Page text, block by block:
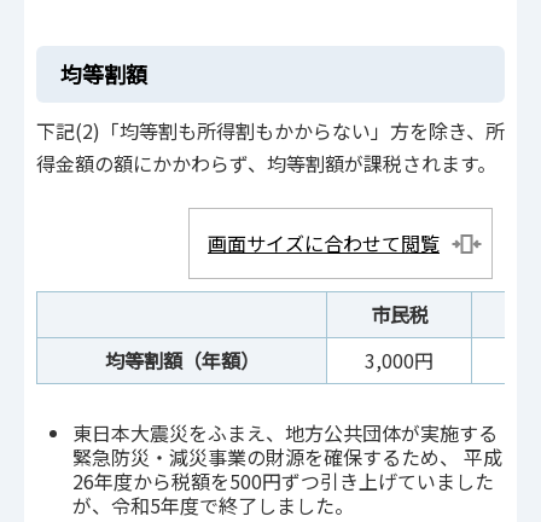
均等割額
下記(2)「均等割も所得割もかからない」方を除き、所
得金額の額にかかわらず、均等割額が課税されます。
画面サイズに合わせて閲覧
市民税
均等割額（年額）
3,000円
東日本大震災をふまえ、地方公共団体が実施する
緊急防災・減災事業の財源を確保するため、 平成
26年度から税額を500円ずつ引き上げていました
が、令和5年度で終了しました。